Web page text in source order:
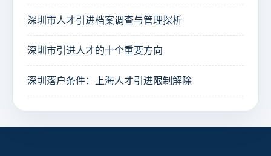
深圳市人才引进档案调查与管理探析
深圳市引进人才的十个重要方向
深圳落户条件：上海人才引进限制解除